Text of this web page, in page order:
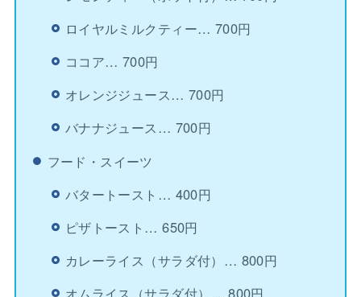
ロイヤルミルクティー… 700円
ココア… 700円
オレンジジュース… 700円
バナナジュース… 700円
フード・スイーツ
バタートースト… 400円
ピザトースト… 650円
カレーライス（サラダ付）… 800円
オムライス（サラダ付）… 800円